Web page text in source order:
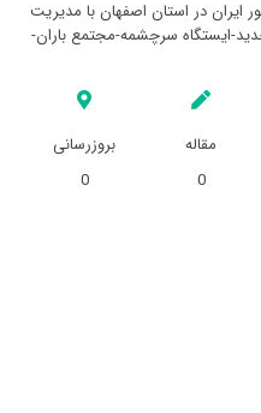
در استان اصفهان با مدیریت
ایستگاه سرچشمه-مجتمع باران-
مقاله
0
بروزرسانی
0